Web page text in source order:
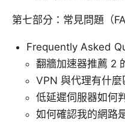
第七部分：常見問題（
Frequently Asked
翻牆加速器推薦 2
VPN 與代理有什麼
低延遲伺服器如何
如何確認我的網路